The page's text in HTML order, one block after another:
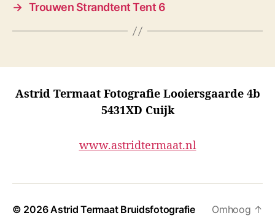
→ Trouwen Strandtent Tent 6
Astrid Termaat Fotografie Looiersgaarde 4b
5431XD Cuijk
www.astridtermaat.nl
© 2026Astrid Termaat Bruidsfotografie Omhoog ↑